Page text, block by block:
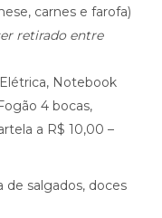
carnes e farofa)
retirado entre
Notebook
4 bocas,
a R$ 10,00 –
de salgados, doces